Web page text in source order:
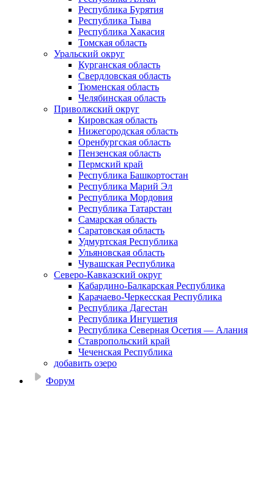
Республика Бурятия
Республика Тыва
Республика Хакасия
Томская область
Уральский округ
Курганская область
Свердловская область
Тюменская область
Челябинская область
Приволжский округ
Кировская область
Нижегородская область
Оренбургская область
Пензенская область
Пермский край
Республика Башкортостан
Республика Марий Эл
Республика Мордовия
Республика Татарстан
Самарская область
Саратовская область
Удмуртская Республика
Ульяновская область
Чувашская Республика
Северо-Кавказский округ
Кабардино-Балкарская Республика
Карачаево-Черкесская Республика
Республика Дагестан
Республика Ингушетия
Республика Северная Осетия — Алания
Ставропольский край
Чеченская Республика
добавить озеро
Форум